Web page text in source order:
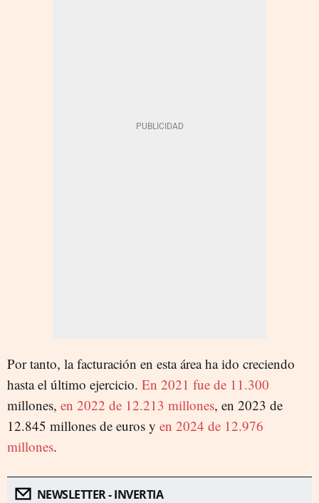
Por tanto, la facturación en esta área ha ido creciendo
hasta el último ejercicio. En 2021 fue de 11.300
millones, en 2022 de 12.213 millones, en 2023 de
12.845 millones de euros y en 2024 de 12.976
millones.
NEWSLETTER - INVERTIA